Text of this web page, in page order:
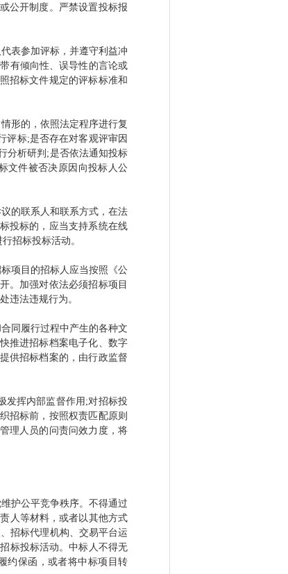
公开制度。严禁设置投标报
表参加评标，并遵守利益冲
有倾向性、误导性的言论或
招标文件规定的评标标准和
形的，依照法定程序进行复
评标;是否存在对客观评审因
分析研判;是否依法通知投标
文件被否决原因向投标人公
的联系人和联系方式，在法
投标的，应当支持系统在线
招标投标活动。
项目的招标人应当按照《公
。加强对依法必须招标项目
违法违规行为。
同履行过程中产生的各种文
推进招标档案电子化、数字
供招标档案的，由行政监督
挥内部监督作用;对招标投
招标前，按照权责匹配原则
理人员的问责问效力度，将
护公平竞争秩序。不得通过
人等材料，或者以其他方式
招标代理机构、交易平台运
标投标活动。中标人不得无
约保函，或者将中标项目转